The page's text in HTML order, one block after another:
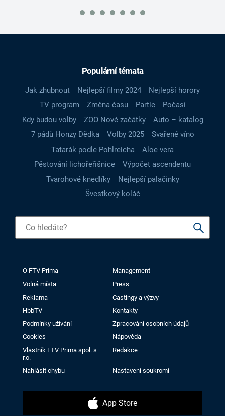
Populární témata
Jak zhubnout Nejlepší filmy 2024
Nejlepší horory
TV program
Změna času Partie
Počasí
Kdy budou volby
ZOO Nové začátky
Auto – katalog
7 pádů Honzy Dědka
Volby 2025
Svařené víno
Tatarák podle Pohlreicha
Aloe vera
Pěstování lichořeřišnice
Výpočet ascendentu
Tvarohové knedlíky
Nejlepší palačinky
Švestkový koláč
O FTV Prima
Management
Volná místa
Press
Reklama
Castingy a výzvy
HbbTV
Kontakty
Podmínky užívání
Zpracování osobních údajů
Cookies
Nápověda
Vlastník FTV Prima spol. s
r.o.
Redakce
Nahlásit chybu Nastavení soukromí
App Store